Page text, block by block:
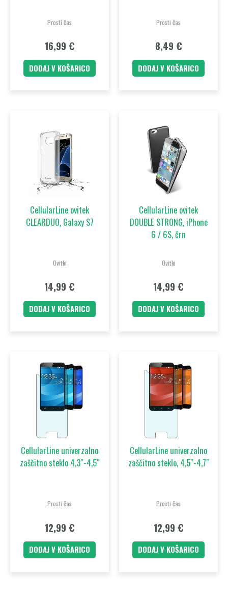
Prosti čas
16,99 €
DODAJ V KOŠARICO
Prosti čas
8,49 €
DODAJ V KOŠARICO
CellularLine ovitek
CLEARDUO, Galaxy S7
Ovitki
14,99 €
DODAJ V KOŠARICO
CellularLine ovitek
DOUBLE STRONG, iPhone
6 / 6S, črn
Ovitki
14,99 €
DODAJ V KOŠARICO
CellularLine univerzalno
zaščitno steklo 4,3″-4,5″
Prosti čas
12,99 €
DODAJ V KOŠARICO
CellularLine univerzalno
zaščitno steklo, 4,5″-4,7″
Prosti čas
12,99 €
DODAJ V KOŠARICO